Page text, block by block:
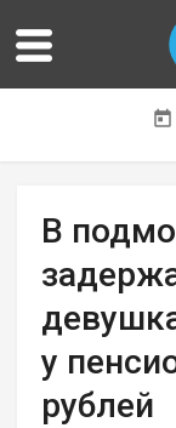
В
у
рублей